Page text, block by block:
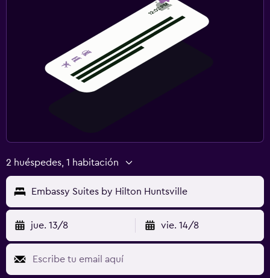
2 huéspedes, 1 habitación
Embassy Suites by Hilton Huntsville
jue. 13/8 vie. 14/8